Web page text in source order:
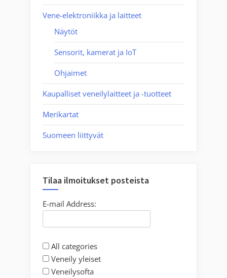
Vene-elektroniikka ja laitteet
Näytöt
Sensorit, kamerat ja IoT
Ohjaimet
Kaupalliset veneilylaitteet ja -tuotteet
Merikartat
Suomeen liittyvät
Tilaa ilmoitukset posteista
E-mail Address:
All categories
Veneily yleiset
Veneilysofta